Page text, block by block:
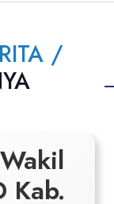
/
Kab.